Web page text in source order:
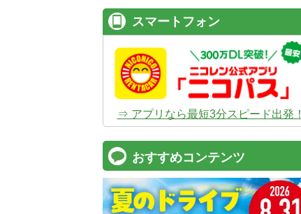
スマートフォン
⇒ アプリなら最短3分スピード出発！
おすすめコンテンツ